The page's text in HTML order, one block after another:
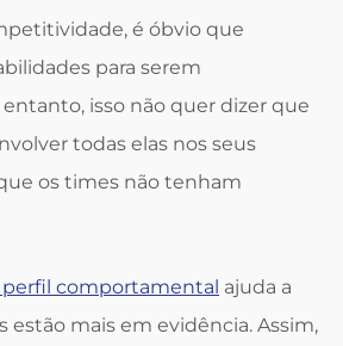
é óbvio que
para serem
isso não quer dizer que
todas elas nos seus
os times não tenham
comportamental ajuda a
estão mais em evidência. Assim,